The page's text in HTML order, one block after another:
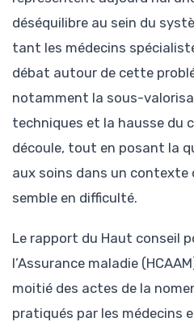
déséquilibre au sein du
tant les médecins
débat autour de cette
notamment la sous-
techniques et la hausse du
découle, tout en posant la
aux soins dans un contexte
semble en difficulté.
Le rapport du Haut conseil
l’Assurance maladie
moitié des actes de la
pratiqués par les médecins